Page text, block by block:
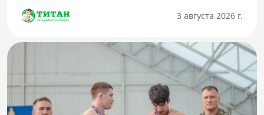
3 августа 2026 г.